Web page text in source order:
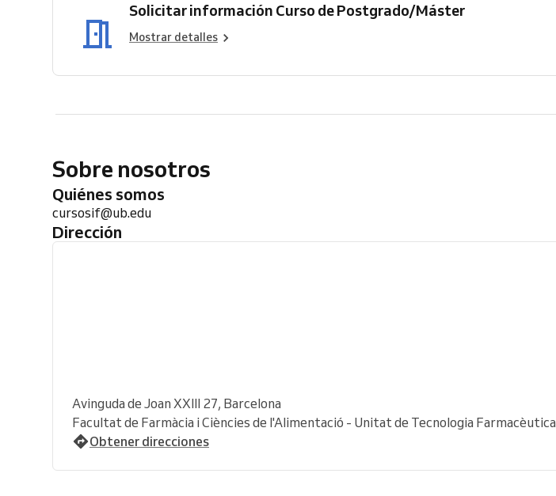
Solicitar información Curso de Postgrado/Máster
Mostrar detalles
Sobre nosotros
Quiénes somos
cursosif@ub.edu
Dirección
Avinguda de Joan XXIII 27, Barcelona
Facultat de Farmàcia i Ciències de l'Alimentació - Unitat de Tecnologia Farmacèutica
Obtener direcciones